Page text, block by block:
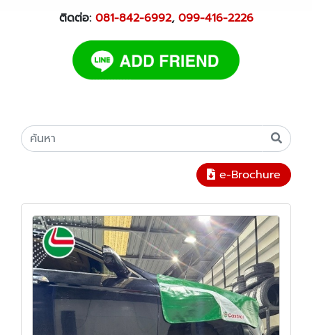
ติดต่อ: 081-842-6992, 099-416-2226
e-Brochure